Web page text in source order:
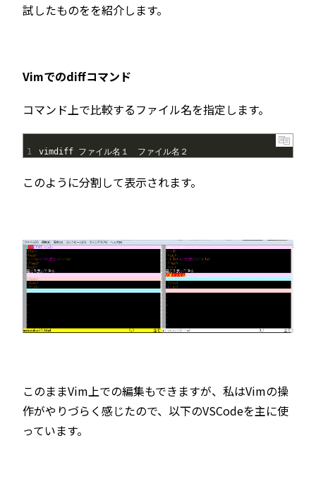
試したものをを紹介します。
Vimでのdiffコマンド
コマンド上で比較するファイル名を指定します。
1 vimdiff ファイル名１　ファイル名２
このように分割して表示されます。
このままVim上での編集もできますが、私はVimの操
作がやりづらく感じたので、以下のVSCodeを主に使
っています。